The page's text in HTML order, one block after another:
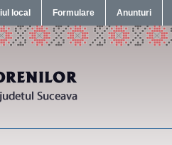
local Formulare Anunturi